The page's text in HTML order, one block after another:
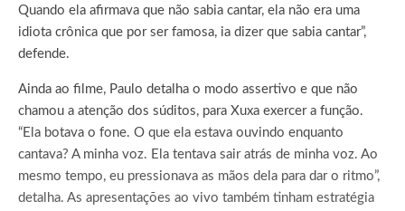
Quando ela afirmava que não sabia cantar, ela não era uma
idiota crônica que por ser famosa, ia dizer que sabia cantar”,
defende.
Ainda ao filme, Paulo detalha o modo assertivo e que não
chamou a atenção dos súditos, para Xuxa exercer a função.
“Ela botava o fone. O que ela estava ouvindo enquanto
cantava? A minha voz. Ela tentava sair atrás de minha voz. Ao
mesmo tempo, eu pressionava as mãos dela para dar o ritmo”,
detalha. As apresentações ao vivo também tinham estratégia